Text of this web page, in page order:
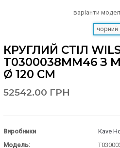
КРУГЛИЙ СТІЛ
T0300038MM46 З
Ø 120 СМ
52542.00 ГРН
Виробники
Kave
Модель:
варіанти
чорний